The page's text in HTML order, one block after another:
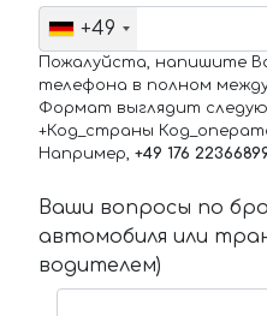
+49
Пожалуйста, напишите
телефона в полном
Формат выглядит
+Код_страны
Например, +49 176
Ваши вопросы по
автомобиля или
водителем)